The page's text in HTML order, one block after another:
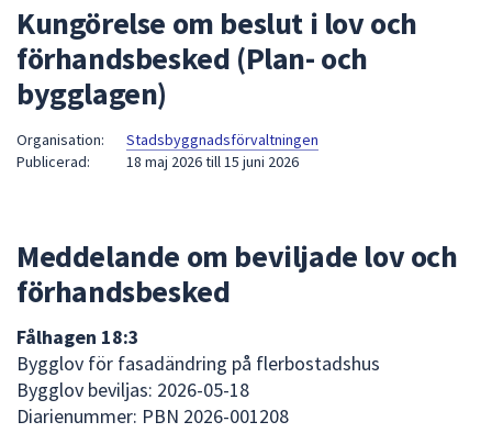
sökfältet
kommer
sökförslag
för
sökförslagen
Kungörelse om beslut i lov och
förhandsbesked (Plan- och
bygglagen)
Organisation:
Stadsbyggnadsförvaltningen
Publicerad:
18 maj 2026till15 juni 2026
Meddelande om beviljade lov och
förhandsbesked
Fålhagen 18:3
Bygglov för fasadändring på flerbostadshus
Bygglov beviljas: 2026-05-18
Diarienummer: PBN 2026-001208